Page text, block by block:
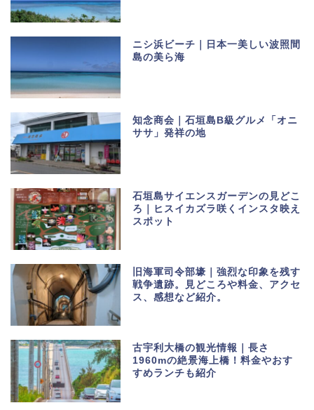
ニシ浜ビーチ｜日本一美しい波照間
島の美ら海
知念商会｜石垣島B級グルメ「オニ
ササ」発祥の地
石垣島サイエンスガーデンの見どこ
ろ｜ヒスイカズラ咲くインスタ映え
スポット
旧海軍司令部壕｜強烈な印象を残す
戦争遺跡。見どころや料金、アクセ
ス、感想など紹介。
古宇利大橋の観光情報｜長さ
1960mの絶景海上橋！料金やおす
すめランチも紹介